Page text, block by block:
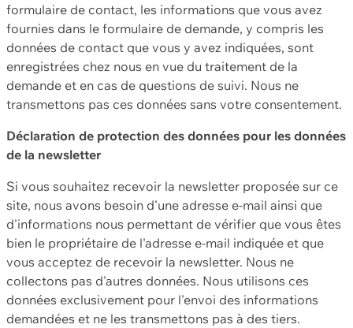
formulaire de contact, les informations que vous avez
fournies dans le formulaire de demande, y compris les
données de contact que vous y avez indiquées, sont
enregistrées chez nous en vue du traitement de la
demande et en cas de questions de suivi. Nous ne
transmettons pas ces données sans votre consentement.
Déclaration de protection des données pour les données
de la newsletter
Si vous souhaitez recevoir la newsletter proposée sur ce
site, nous avons besoin d'une adresse e-mail ainsi que
d'informations nous permettant de vérifier que vous êtes
bien le propriétaire de l'adresse e-mail indiquée et que
vous acceptez de recevoir la newsletter. Nous ne
collectons pas d'autres données. Nous utilisons ces
données exclusivement pour l'envoi des informations
demandées et ne les transmettons pas à des tiers.